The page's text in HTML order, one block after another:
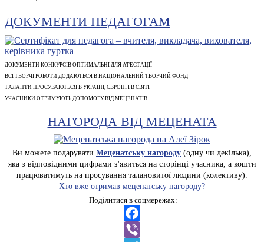
ДОКУМЕНТИ ПЕДАГОГАМ
ДОКУМЕНТИ КОНКУРСІВ ОПТИМАЛЬНІ ДЛЯ АТЕСТАЦІЇ
ВСІ ТВОРЧІ РОБОТИ ДОДАЮТЬСЯ В НАЦІОНАЛЬНИЙ ТВОРЧИЙ ФОНД
ТАЛАНТИ ПРОСУВАЮТЬСЯ В УКРАЇНІ, ЄВРОПІ І В СВІТІ
УЧАСНИКИ ОТРИМУЮТЬ ДОПОМОГУ ВІД МЕЦЕНАТІВ
НАГОРОДА ВІД МЕЦЕНАТА
Ви можете подарувати Меценатську нагороду (одну чи декілька),
яка з відповідними цифрами з'явиться на сторінці учасника, а кошти
працюватимуть на просування талановитої людини (колективу).
Хто вже отримав меценатську нагороду?
Поділитися в соцмережах:
Facebook